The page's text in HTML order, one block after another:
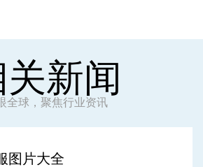
新闻
全球，聚焦行业资讯
图片大全